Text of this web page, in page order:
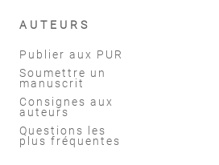
AUTEURS
Publier aux PUR
Soumettre un
manuscrit
Consignes aux
auteurs
Questions les
plus fréquentes